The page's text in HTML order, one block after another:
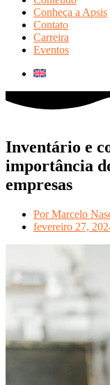
Conheça a Apsis
Contato
Carreira
Eventos
Inventário e
importância
empresas
PorMarcelo
fevereiro 27,